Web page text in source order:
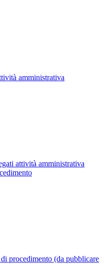
amministrativa
attività amministrativa
procedimento (da pubblicare